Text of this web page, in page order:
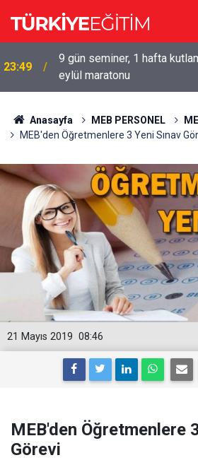
23:49
9 gün seminer, 1 hafta
eylül maratonu
Anasayfa MEB PERSONEL
MEB'den Öğretmenlere 3 Yeni Sınav
08:46
21 Mayıs 2019
MEB'den Öğretmenlere
Görevi